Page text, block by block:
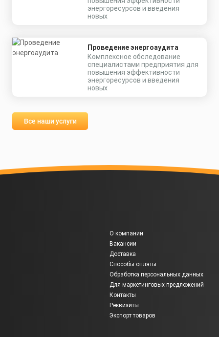
энергоресурсов и введения
новых
Проведение энергоаудита
Комплексное обследование
специалистами предприятия для
повышения эффективности
энергоресурсов и введения
новых
Все наши услуги
О компании
Вакансии
Доставка
Способы оплаты
Обработка персональных данных
Для маркетинговых предложений
Контакты
Реквизиты
Экспорт товаров